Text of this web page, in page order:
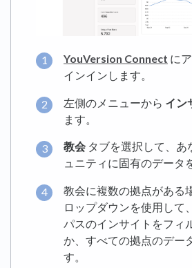
YouVersion Connect に
インインします。
左側のメニューから イン
ます。
教会 タブを選択して、あ
ュニティに固有のデータ
教会に複数の拠点がある
ロップダウンを使用して
パスのインサイトをフィ
か、すべての拠点のデー
す。